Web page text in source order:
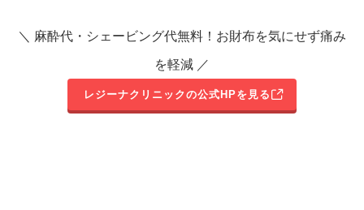
＼ 麻酔代・シェービング代無料！お財布を気にせず痛み
を軽減 ／
レジーナクリニックの公式HPを見る